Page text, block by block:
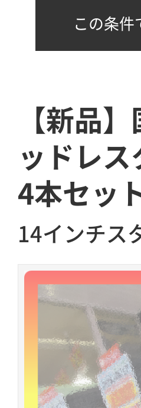
この条件
【新品
ッドレ
4本セッ
14インチス